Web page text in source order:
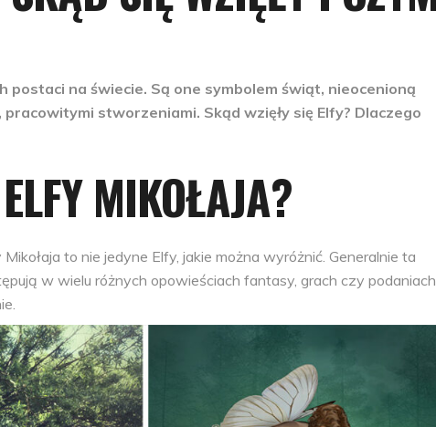
postaci na świecie. Są one symbolem świąt, nieocenioną
stworzeniami. Skąd wzięły się Elfy? Dlaczego
MIKOŁAJA?
to nie jedyne Elfy, jakie można wyróżnić. Generalnie ta
w wielu różnych opowieściach fantasy, grach czy podaniach